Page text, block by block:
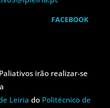
FACEBOOK
irão realizar-se
Leiria do Politécnico de